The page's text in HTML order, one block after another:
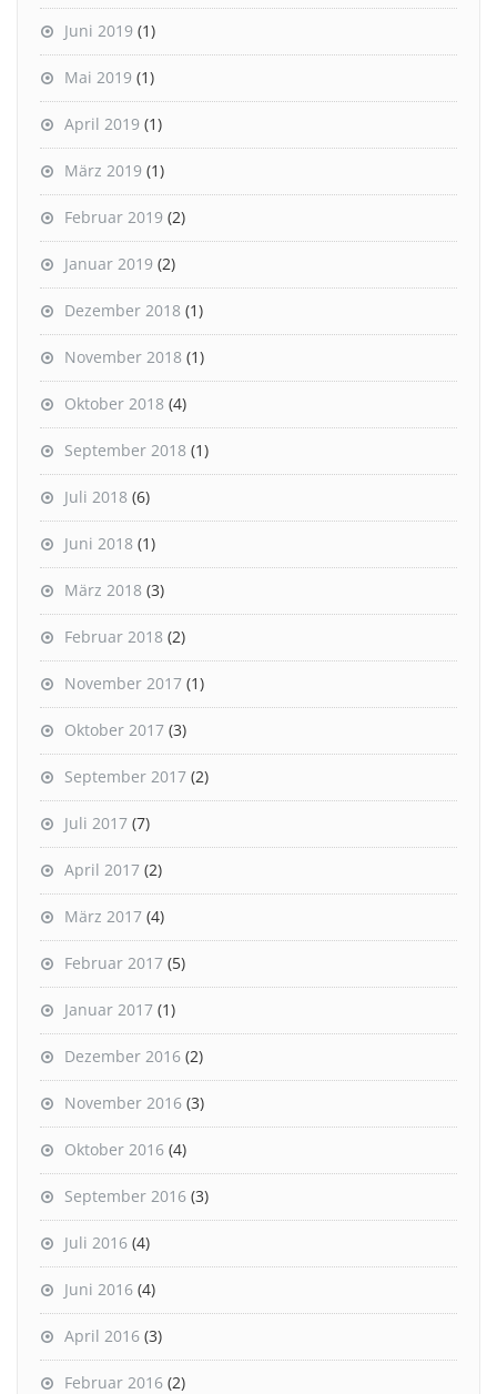
Juni 2019 (1)
Mai 2019 (1)
April 2019 (1)
März 2019 (1)
Februar 2019 (2)
Januar 2019 (2)
Dezember 2018 (1)
November 2018 (1)
Oktober 2018 (4)
September 2018 (1)
Juli 2018 (6)
Juni 2018 (1)
März 2018 (3)
Februar 2018 (2)
November 2017 (1)
Oktober 2017 (3)
September 2017 (2)
Juli 2017 (7)
April 2017 (2)
März 2017 (4)
Februar 2017 (5)
Januar 2017 (1)
Dezember 2016 (2)
November 2016 (3)
Oktober 2016 (4)
September 2016 (3)
Juli 2016 (4)
Juni 2016 (4)
April 2016 (3)
Februar 2016 (2)